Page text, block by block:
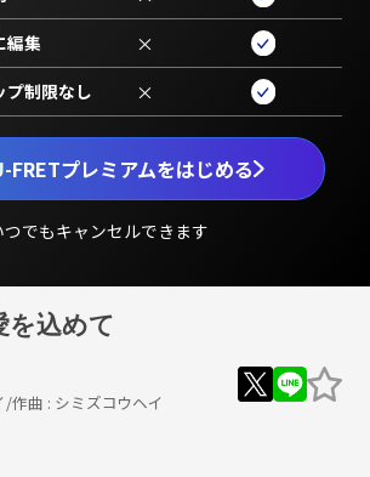
FRETプレミアムをはじめる
つでもキャンセルできます
編集 ×
プ制限なし ×
を込めて
/作曲 : シミズコウヘイ